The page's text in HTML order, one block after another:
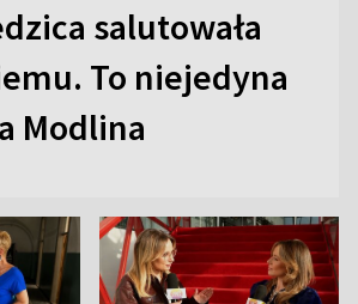
salutowała
To niejedyna
Modlina